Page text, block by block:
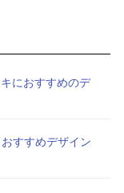
におすすめのデ
すすめデザイン